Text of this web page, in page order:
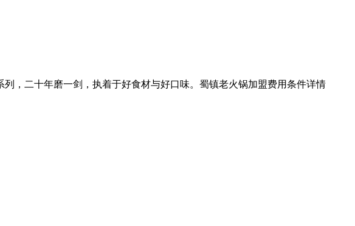
，二十年磨一剑，执着于好食材与好口味。蜀镇老火锅加盟费用条件详情